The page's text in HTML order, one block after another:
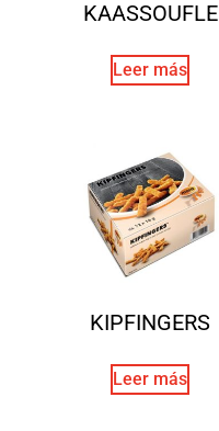
KAASSOUFLE
Leer más
KIPFINGERS
Leer más